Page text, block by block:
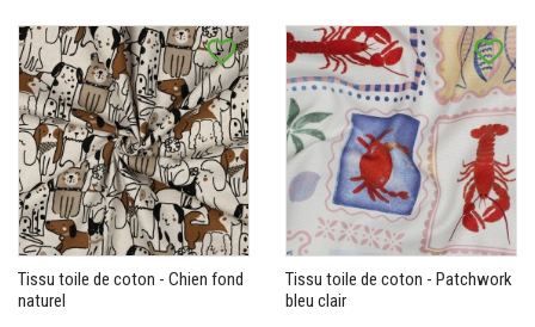
favorite_border
Tissu toile de coton - Chien fond
naturel
favorite_border
Tissu toile de coton - Patchwork
bleu clair